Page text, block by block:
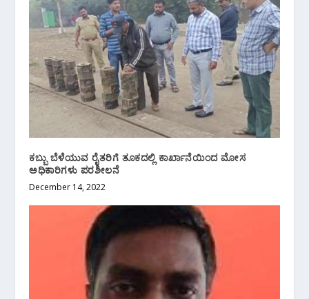
ಕಬ್ಬು ಬೆಳೆಯುವ ರೈತರಿಗೆ ತೂಕದಲ್ಲಿ ಕಾರ್ಖಾನೆಯಿಂದ ಮೋಸ
ಅಧಿಕಾರಿಗಳು ಪರಶೀಲನೆ
December 14, 2022